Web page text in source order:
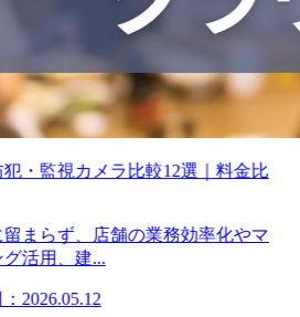
・監視カメラ比較12選｜料金比
留まらず、店舗の業務効率化やマ
活用、建...
2026.05.12